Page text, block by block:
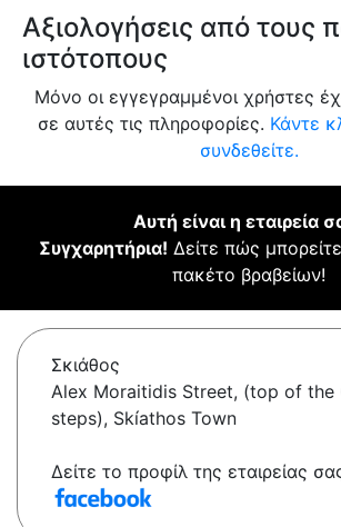
Αξιολογήσεις από τους
ιστότοπους
Μόνο οι εγγεγραμμένοι χρήστες
σε αυτές τις πληροφορίες. Κάντε
συνδεθείτε.
Αυτή είναι η εταιρεία
Συγχαρητήρια! Δείτε πώς
πακέτο βραβείων!
Σκιάθος
Alex Moraitidis Street, (top of the
steps), Skíathos Town
Δείτε το προφίλ της εταιρείας